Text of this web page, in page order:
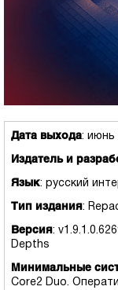
Дата выхода: июнь
Издатель и
Язык: русский
Тип издания:
Версия:
Depths
Минимальные
Core2 Duo.